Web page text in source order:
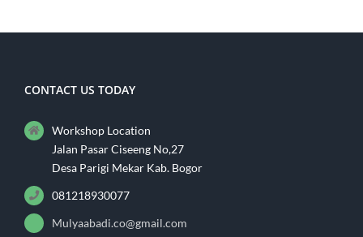
CONTACT US TODAY
Workshop Location
Jalan Pasar Ciseeng No,27
Desa Parigi Mekar Kab. Bogor
081218930077
Mulyaabadi.co@gmail.com